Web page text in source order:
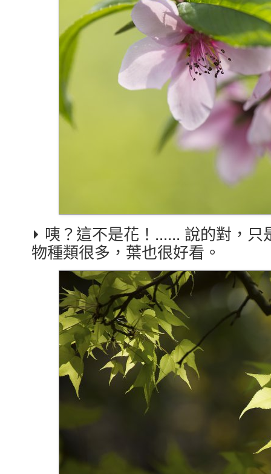
⏵ 咦？這不是花！...... 說的對，
物種類很多，葉也很好看。